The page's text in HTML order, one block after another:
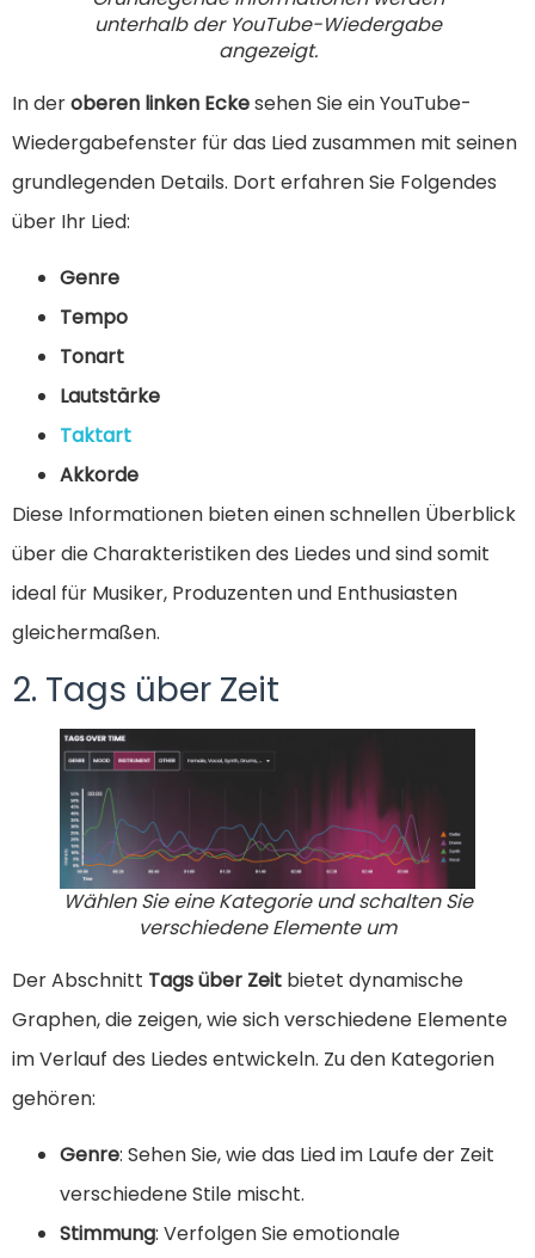
unterhalb der YouTube-Wiedergabe
angezeigt.
In deroberen linken Eckesehen Sie ein YouTube-
Wiedergabefenster für das Lied zusammen mit seinen
grundlegenden Details. Dort erfahren Sie Folgendes
über Ihr Lied:
Genre
Tempo
Tonart
Lautstärke
Taktart
Akkorde
Diese Informationen bieten einen schnellen Überblick
über die Charakteristiken des Liedes und sind somit
ideal für Musiker, Produzenten und Enthusiasten
gleichermaßen.
2. Tags über Zeit
Wählen Sie eine Kategorie und schalten Sie
verschiedene Elemente um
Der Abschnitt Tags über Zeit bietet dynamische
Graphen, die zeigen, wie sich verschiedene Elemente
im Verlauf des Liedes entwickeln. Zu den Kategorien
gehören:
Genre: Sehen Sie, wie das Lied im Laufe der Zeit
verschiedene Stile mischt.
Stimmung: Verfolgen Sie emotionale